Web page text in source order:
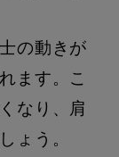
の動きが
ます。こ
なり、肩
ょう。